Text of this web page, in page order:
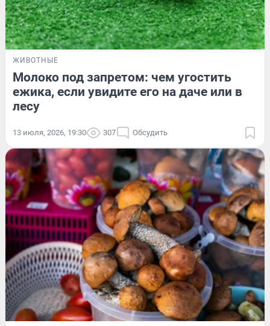
ЖИВОТНЫЕ
Молоко под запретом: чем угостить
ежика, если увидите его на даче или в
лесу
13 июля, 2026, 19:30 307 Обсудить